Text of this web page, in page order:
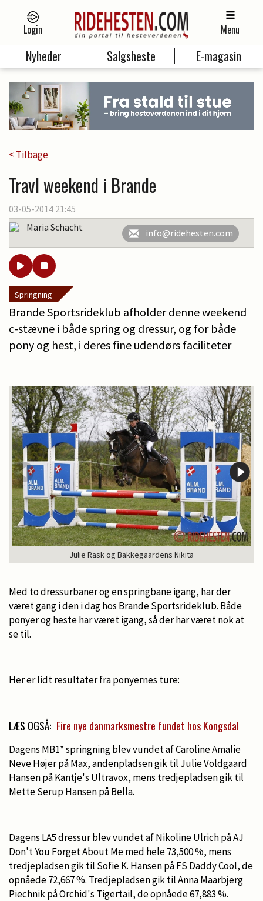
Login Menu
Nyheder Salgsheste E-magasin
< Tilbage
Travl weekend i Brande
03-05-2014 21:45
Maria Schacht
info@ridehesten.com
Springning
Brande Sportsrideklub afholder denne weekend
c-stævne i både spring og dressur, og for både
pony og hest, i deres fine udendørs faciliteter
Julie Rask og Bakkegaardens Nikita
Med to dressurbaner og en springbane igang, har der
været gang i den i dag hos Brande Sportsrideklub. Både
ponyer og heste har været igang, så der har været nok at
se til.
Her er lidt resultater fra ponyernes ture:
LÆS OGSÅ: Fire nye danmarksmestre fundet hos Kongsdal
Dagens MB1* springning blev vundet af Caroline Amalie
Neve Højer på Max, andenpladsen gik til Julie Voldgaard
Hansen på Kantje's Ultravox, mens tredjepladsen gik til
Mette Serup Hansen på Bella.
Dagens LA5 dressur blev vundet af Nikoline Ulrich på AJ
Don't You Forget About Me med hele 73,500 %, mens
tredjepladsen gik til Sofie K. Hansen på FS Daddy Cool, de
opnåede 72,667 %. Tredjepladsen gik til Anna Maarbjerg
Piechnik på Orchid's Tigertail, de opnåede 67,883 %.